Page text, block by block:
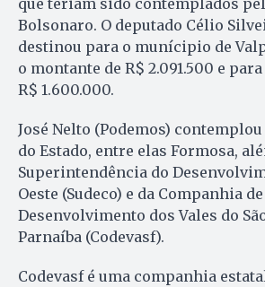
que teriam sido contemplados
Bolsonaro. O deputado Célio
destinou para o munícipio de
o montante de R$ 2.091.500 e
R$ 1.600.000.
José Nelto (Podemos)
do Estado, entre elas Formosa,
Superintendência do
Oeste (Sudeco) e da Companhia de
Desenvolvimento dos Vales do
Parnaíba (Codevasf).
Codevasf é uma companhia